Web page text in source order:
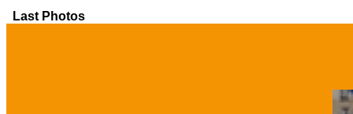
Last Photos